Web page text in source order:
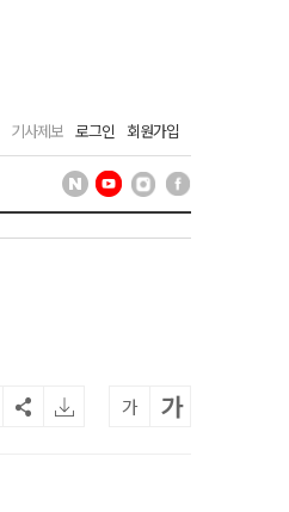
기사제보 로그인 회원가입
가 가